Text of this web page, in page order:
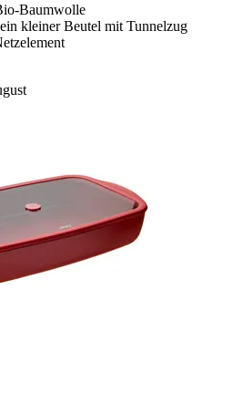
Baumwolle
kleiner Beutel mit Tunnelzug